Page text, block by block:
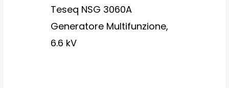
Teseq NSG 3060A
Generatore Multifunzione,
6.6 kV